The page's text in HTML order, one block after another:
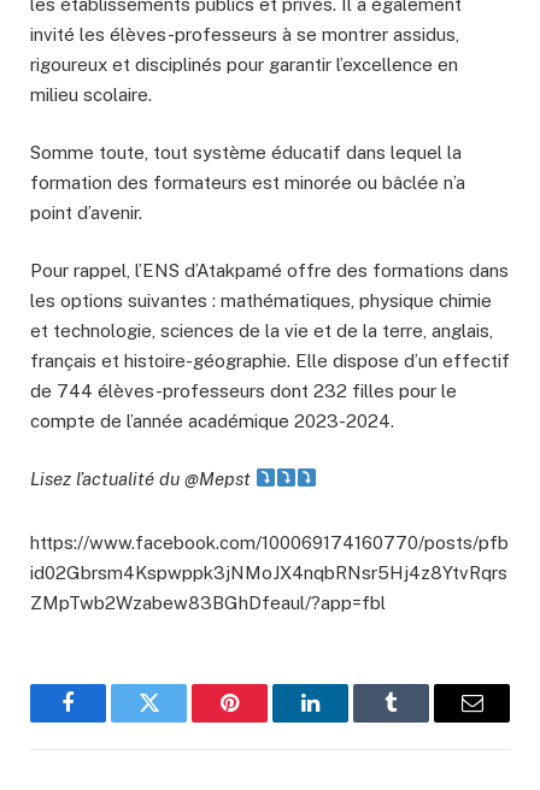
invité les élèves-professeurs à se montrer assidus,
rigoureux et disciplinés pour garantir l’excellence en
milieu scolaire.
Somme toute, tout système éducatif dans lequel la
formation des formateurs est minorée ou bâclée n’a
point d’avenir.
Pour rappel, l’ENS d’Atakpamé offre des formations dans
les options suivantes : mathématiques, physique chimie
et technologie, sciences de la vie et de la terre, anglais,
français et histoire-géographie. Elle dispose d’un effectif
de 744 élèves-professeurs dont 232 filles pour le
compte de l’année académique 2023-2024.
Lisez l’actualité du @Mepst
https://www.facebook.com/100069174160770/posts/pfb
id02Gbrsm4Kspwppk3jNMoJX4nqbRNsr5Hj4z8YtvRqrs
ZMpTwb2Wzabew83BGhDfeaul/?app=fbl
FacebookTwitter Pinterest LinkedInTumblr Email